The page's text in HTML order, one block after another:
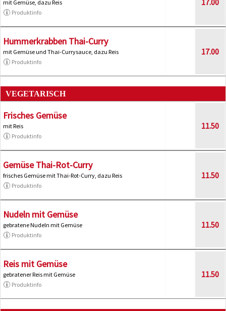
mit Gemüse, dazu Reis
Produktinfo
Hummerkrabben Thai-Curry
mit Gemüse und Thai-Currysauce, dazu Reis
Produktinfo
17.00
VEGETARISCH
Frisches Gemüse
mit Reis
Produktinfo
11.50
Gemüse Thai-Rot-Curry
frisches Gemüse mit Thai-Rot-Curry, dazu Reis
Produktinfo
11.50
Nudeln mit Gemüse
gebratene Nudeln mit Gemüse
Produktinfo
11.50
Reis mit Gemüse
gebratener Reis mit Gemüse
Produktinfo
11.50